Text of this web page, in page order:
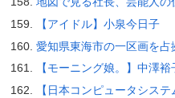
【アイドル】小泉今日子
愛知県東海市の一区画を占
【モーニング娘。】中澤裕
【日本コンピュータシス